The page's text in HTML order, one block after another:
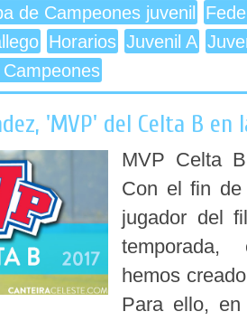
de Campeones juvenil
Horarios Juvenil A
'MVP' del Celta B en
MVP Celta
Con el fin de
jugador del
temporada,
hemos
Para ello,